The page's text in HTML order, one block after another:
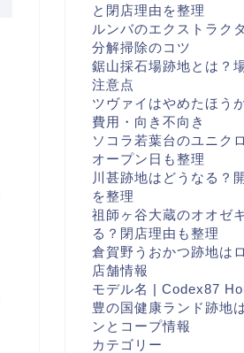
と閉店理由を整理
ルンバのエクストラク
分解掃除のコツ
鋸山採石場跡地とは？
注意点
ツヴァイはやめたほう
費用・向き不向き
ソコラ若葉台のユニク
オープン日も整理
川甚跡地はどうなる？
を整理
祖師ヶ谷大蔵のオオゼ
る？閉店理由も整理
倉賀野うおかつ跡地は
店舗情報
モデル名 | Codex87
豊の国健康ランド跡地
ンとコープ情報
カテゴリー